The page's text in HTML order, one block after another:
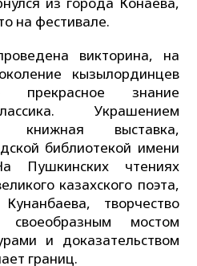
на фестивале.
викторина, на
кызылординцев
прекрасное знание
Украшением
книжная выставка,
библиотекой имени
чтениях
казахского поэта,
творчество
своеобразным мостом
и доказательством
границ.